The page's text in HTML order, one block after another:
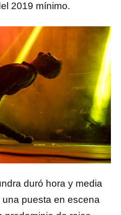
2019 mínimo.
duró hora y media
puesta en escena